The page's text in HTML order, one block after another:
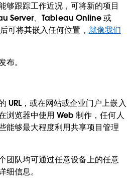
够跟踪工作近况，可将新的项目
Server、Tableau Online 或
可将其嵌入任何位置， 就像我们
布。
URL，或在网站或企业门户上嵌入
浏览器中使用 Web 制作，任何人
能够最大程度利用共享项目管理
团队均可通过任意设备上的任意
细信息。